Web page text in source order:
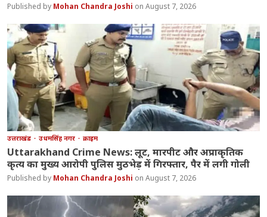
Mohan Chandra Joshi August 7, 2026
उत्तराखंड उधमसिंह नगर क्राइम
Uttarakhand Crime News: लूट, मारपीट और अप्राकृतिक
कृत्य का मुख्य आरोपी पुलिस मुठभेड़ में गिरफ्तार, पैर में लगी गोली
Mohan Chandra Joshi August 7, 2026